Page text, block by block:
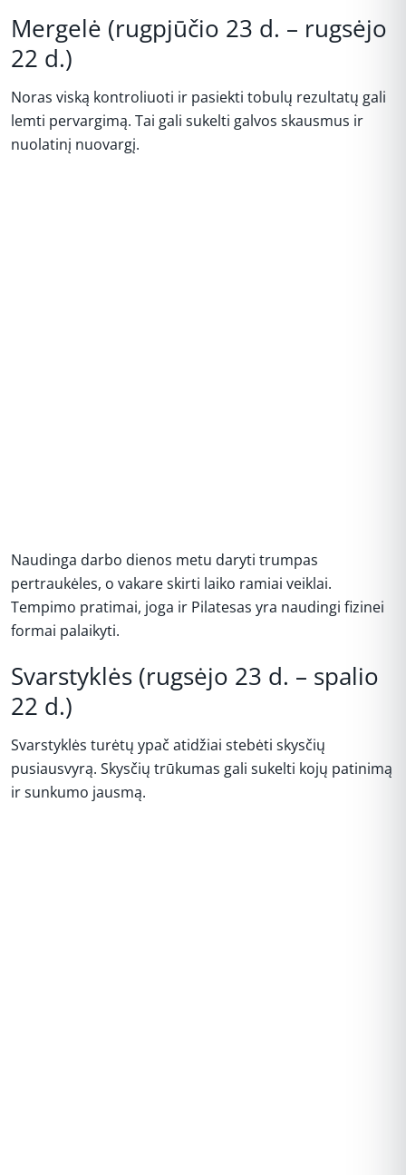
Mergelė (rugpjūčio 23 d. – rugsėjo
22 d.)
Noras viską kontroliuoti ir pasiekti tobulų rezultatų gali
lemti pervargimą. Tai gali sukelti galvos skausmus ir
nuolatinį nuovargį.
Naudinga darbo dienos metu daryti trumpas
pertraukėles, o vakare skirti laiko ramiai veiklai.
Tempimo pratimai, joga ir Pilatesas yra naudingi fizinei
formai palaikyti.
Svarstyklės (rugsėjo 23 d. – spalio
22 d.)
Svarstyklės turėtų ypač atidžiai stebėti skysčių
pusiausvyrą. Skysčių trūkumas gali sukelti kojų patinimą
ir sunkumo jausmą.